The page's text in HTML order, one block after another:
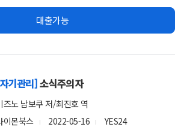
대출가능
기관리]소식주의자
즈노 남보쿠 저/최진호 역
이몬북스
2022-05-16
YES24